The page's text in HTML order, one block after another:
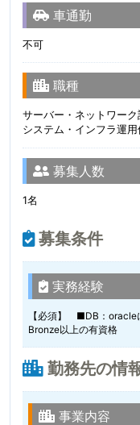
車通勤
不可
職種
サーバー・ネットワー
システム・インフラ運用
募集人数
1名
募集条件
実務経験
【必須】 ■DB：
Bronze以上の有資格
勤務先の情
事業内容